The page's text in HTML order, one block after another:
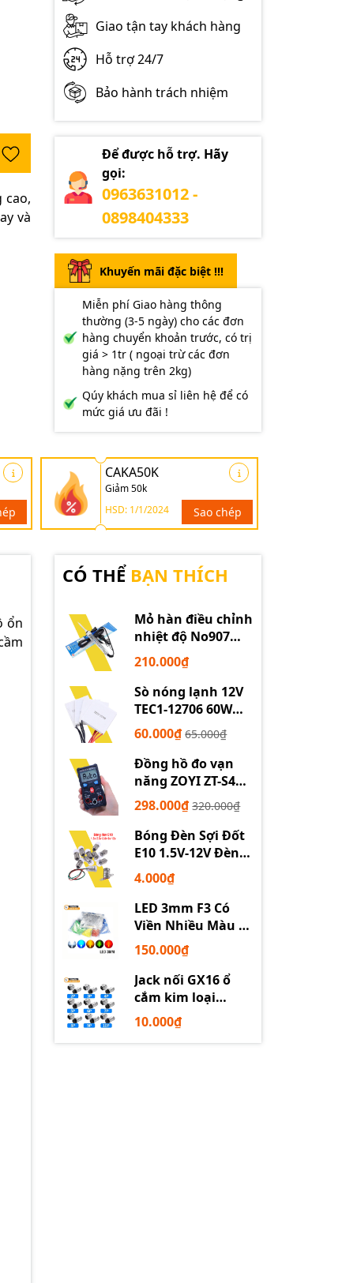
cao,
và
Giao tận tay khách hàng
Hỗ trợ 24/7
Bảo hành trách nhiệm
Để được hỗ trợ. Hãy
gọi:
0963631012 -
0898404333
Khuyến mãi đặc biệt !!!
Miễn phí Giao hàng thông
thường (3-5 ngày) cho các đơn
hàng chuyển khoản trước, có trị
giá > 1tr ( ngoại trừ các đơn
hàng nặng trên 2kg)
Qúy khách mua sỉ liên hệ để có
mức giá ưu đãi !
CAKA50K
Giảm 50k
HSD: 1/1/2024
Sao chép
ổn
CÓ THỂ BẠN THÍCH
Mỏ hàn điều chỉnh
nhiệt độ No907
60W 220V loại tốt
210.000₫
Sò nóng lạnh 12V
TEC1-12706 60W
12710 100W 12715
150W
60.000₫ 65.000₫
Đồng hồ đo vạn
năng ZOYI ZT-S4
tự động
298.000₫ 320.000₫
Bóng Đèn Sợi Đốt
E10 1.5V-12V Đèn
Thí Nghiệm STEM
4.000₫
LED 3mm F3 Có
Viền Nhiều Màu –
Trắng Đỏ Xanh
Dương Lục Vàng
150.000₫
Jack nối GX16 ổ
cắm kim loại
2/3/4/5/6P chuyên
dụng
10.000₫